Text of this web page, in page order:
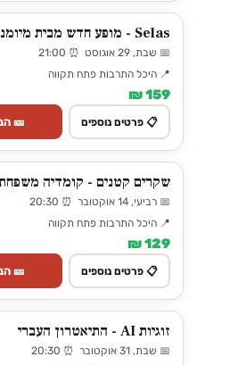
Selas - מופע חדש מבית מיומנה
📅 שבת, 29 אוגוסט ⏰ 21:00
📍 היכל התרבות פתח תקווה
159 ₪
📋 פרטים נוספים 🎫
שקרים קטנים - קומדיה
📅 רביעי, 14 אוקטובר ⏰ 20:30
📍 היכל התרבות פתח תקווה
129 ₪
📋 פרטים נוספים 🎫
זוגיות AI - התיאטרון העברי
📅 שבת, 31 אוקטובר ⏰ 20:30